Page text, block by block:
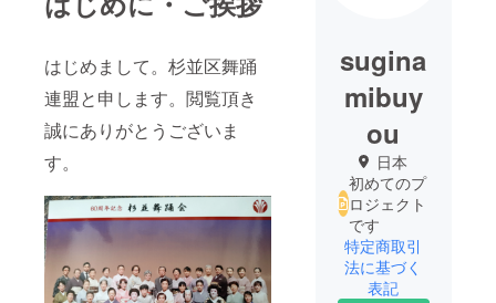
はじめまして。杉並区舞踊
連盟と申します。閲覧頂き
誠にありがとうございま
す。
sugina
mibuy
ou
日本
初めてのプ
ロジェクト
です
特定商取引
法に基づく
表記